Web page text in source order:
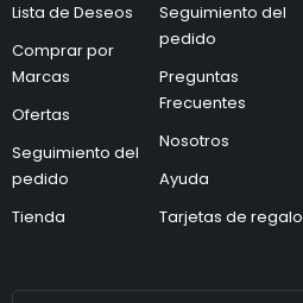
Lista de Deseos
Comprar por
Marcas
Ofertas
Seguimiento del
pedido
Tienda
Seguimiento del
pedido
Preguntas
Frecuentes
Nosotros
Ayuda
Tarjetas de regalo
c
o
C
o
r
e
o
C
r
e
t
r
n
c
o